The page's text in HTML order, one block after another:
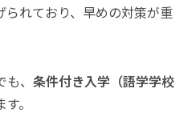
られており、早めの対策が重
、 条件付き入学（語学学校
。